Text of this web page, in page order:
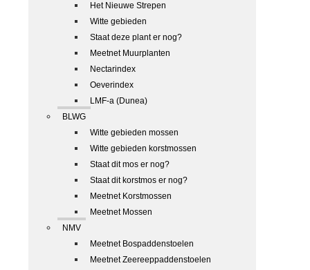
Het Nieuwe Strepen
Witte gebieden
Staat deze plant er nog?
Meetnet Muurplanten
Nectarindex
Oeverindex
LMF-a (Dunea)
BLWG
Witte gebieden mossen
Witte gebieden korstmossen
Staat dit mos er nog?
Staat dit korstmos er nog?
Meetnet Korstmossen
Meetnet Mossen
NMV
Meetnet Bospaddenstoelen
Meetnet Zeereeppaddenstoelen